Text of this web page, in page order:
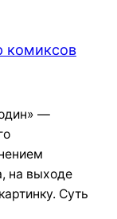
комиксов
—
на выходе
Суть